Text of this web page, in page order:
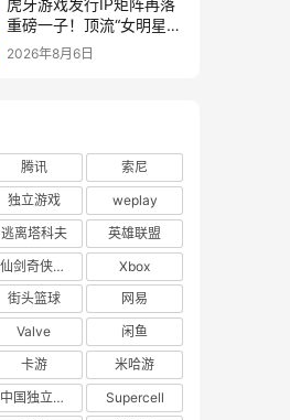
重磅一子！顶流“女明星”
ZANMANG LOOPY 正版
2026年8月6日
腾讯
索尼
独立游戏
weplay
逃离塔科夫
英雄联盟
仙剑奇侠传四
Xbox
街头篮球
网易
Valve
闲鱼
卡游
米哈游
中国独立游戏联盟
Supercell